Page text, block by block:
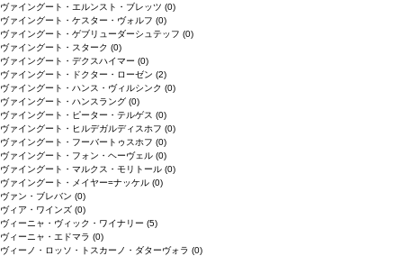
ヴァイングート・エルンスト・ブレッツ (0)
ヴァイングート・ケスター・ヴォルフ (0)
ヴァイングート・ゲブリューダーシュテッフ (0)
ヴァイングート・スターク (0)
ヴァイングート・デクスハイマー (0)
ヴァイングート・ドクター・ローゼン (2)
ヴァイングート・ハンス・ヴィルシンク (0)
ヴァイングート・ハンスラング (0)
ヴァイングート・ピーター・テルゲス (0)
ヴァイングート・ヒルデガルディスホフ (0)
ヴァイングート・フーバートゥスホフ (0)
ヴァイングート・フォン・ヘーヴェル (0)
ヴァイングート・マルクス・モリトール (0)
ヴァイングート・メイヤー=ナッケル (0)
ヴァン・ブレバン (0)
ヴィア・ワインズ (0)
ヴィーニャ・ヴィック・ワイナリー (5)
ヴィーニャ・エドマラ (0)
ヴィーノ・ロッソ・トスカーノ・ダターヴォラ (0)